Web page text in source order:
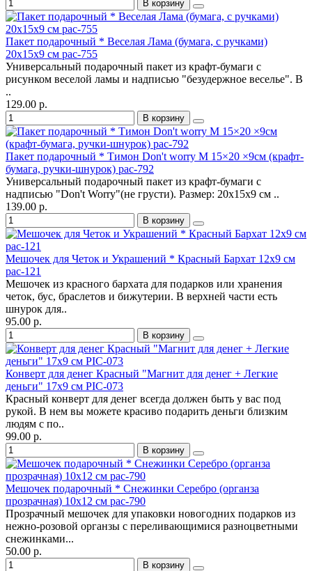
В корзину
Пакет подарочный * Веселая Лама (бумага, с ручками)
20х15х9 см pac-755
Универсальный подарочный пакет из крафт-бумаги с
рисунком веселой ламы и надписью "безудержное веселье". В
..
129.00 р.
В корзину
Пакет подарочный * Тимон Don't worry M 15×20 ×9см (крафт-
бумага, ручки-шнурок) pac-792
Универсальный подарочный пакет из крафт-бумаги с
надписью "Don't Worry"(не грусти). Размер: 20х15х9 см ..
139.00 р.
В корзину
Мешочек для Четок и Украшений * Красный Бархат 12х9 см
pac-121
Мешочек из красного бархата для подарков или хранения
четок, бус, браслетов и бижутерии. В верхней части есть
шнурок для..
95.00 р.
В корзину
Конверт для денег Красный "Магнит для денег + Легкие
деньги" 17х9 см PIC-073
Красный конверт для денег всегда должен быть у вас под
рукой. В нем вы можете красиво подарить деньги близким
людям с по..
99.00 р.
В корзину
Мешочек подарочный * Снежинки Серебро (органза
прозрачная) 10х12 см pac-790
Прозрачный мешочек для упаковки новогодних подарков из
нежно-розовой органзы с переливающимися разноцветными
снежинками...
50.00 р.
В корзину